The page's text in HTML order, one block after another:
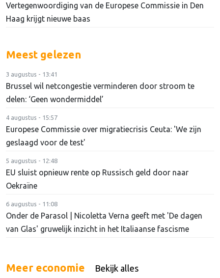
Vertegenwoordiging van de Europese Commissie in Den
Haag krijgt nieuwe baas
Meest gelezen
3 augustus - 13:41
Brussel wil netcongestie verminderen door stroom te
delen: ‘Geen wondermiddel’
4 augustus - 15:57
Europese Commissie over migratiecrisis Ceuta: 'We zijn
geslaagd voor de test'
5 augustus - 12:48
EU sluist opnieuw rente op Russisch geld door naar
Oekraïne
6 augustus - 11:08
Onder de Parasol | Nicoletta Verna geeft met 'De dagen
van Glas' gruwelijk inzicht in het Italiaanse fascisme
Meer economie Bekijk alles